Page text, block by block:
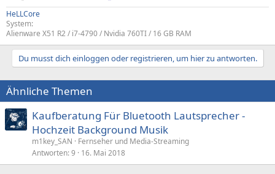
HeLLCore
System:
Alienware X51 R2 / i7-4790 / Nvidia 760TI / 16 GB RAM
Du musst dich einloggen oder registrieren, um hier zu antworten.
Ähnliche Themen
Kaufberatung Für Bluetooth Lautsprecher -
Hochzeit Background Musik
m1key_SAN
Fernseher und Media-Streaming
Antworten 9 16. Mai 2018